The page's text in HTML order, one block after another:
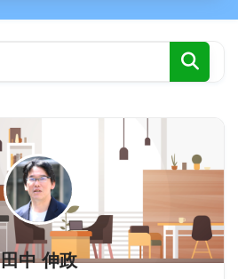
田中 伸政